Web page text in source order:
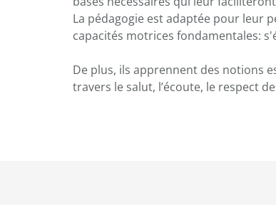
La pédagogie est adaptée pour leur
capacités motrices fondamentales:
De plus, ils apprennent des notions
travers le salut, l’écoute, le respect